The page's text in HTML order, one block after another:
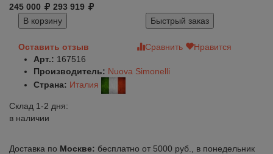
245 000
293 919
В корзину
Быстрый заказ
Оставить отзыв Сравнить
Нравится
Арт.: 167516
Производитель: Nuova Simonelli
Страна: Италия
Склад 1-2 дня:
в наличии
Доставка по Москве: бесплатно от 5000 руб., в понедельник